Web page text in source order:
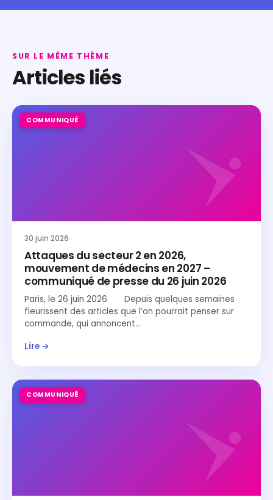
SUR LE MÊME THÈME
Articles liés
COMMUNIQUÉ
30 juin 2026
Attaques du secteur 2 en 2026,
mouvement de médecins en 2027 –
communiqué de presse du 26 juin 2026
Paris, le 26 juin 2026 Depuis quelques semaines
fleurissent des articles que l’on pourrait penser sur
commande, qui annoncent…
Lire →
COMMUNIQUÉ